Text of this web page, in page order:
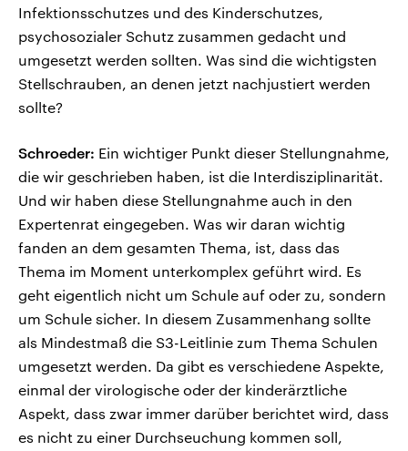
Infektionsschutzes und des Kinderschutzes,
psychosozialer Schutz zusammen gedacht und
umgesetzt werden sollten. Was sind die wichtigsten
Stellschrauben, an denen jetzt nachjustiert werden
sollte?
Schroeder: Ein wichtiger Punkt dieser Stellungnahme,
die wir geschrieben haben, ist die Interdisziplinarität.
Und wir haben diese Stellungnahme auch in den
Expertenrat eingegeben. Was wir daran wichtig
fanden an dem gesamten Thema, ist, dass das
Thema im Moment unterkomplex geführt wird. Es
geht eigentlich nicht um Schule auf oder zu, sondern
um Schule sicher. In diesem Zusammenhang sollte
als Mindestmaß die S3-Leitlinie zum Thema Schulen
umgesetzt werden. Da gibt es verschiedene Aspekte,
einmal der virologische oder der kinderärztliche
Aspekt, dass zwar immer darüber berichtet wird, dass
es nicht zu einer Durchseuchung kommen soll,